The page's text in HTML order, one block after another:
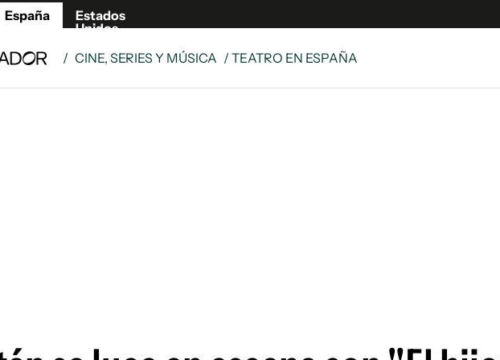
España
Estados
Unidos
/ CINE, SERIES Y MÚSICA / TEATRO EN ESPAÑA